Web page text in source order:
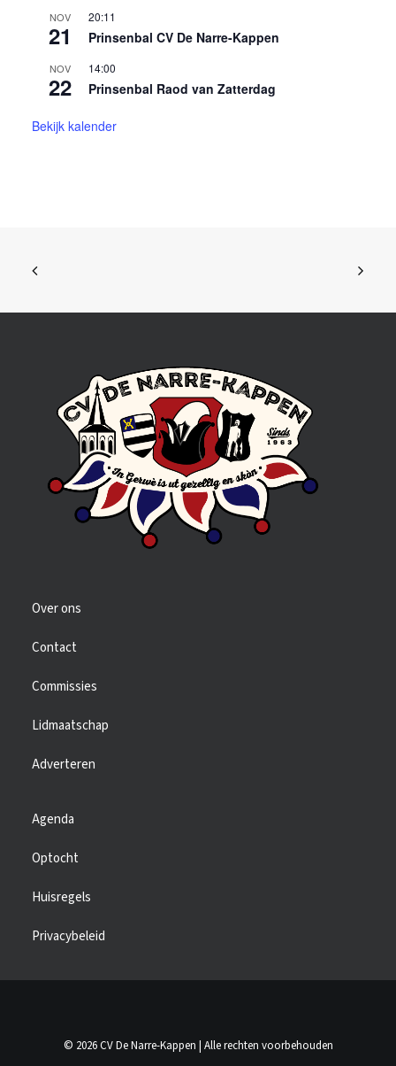
NOV
21
20:11
Prinsenbal CV De Narre-Kappen
NOV
22
14:00
Prinsenbal Raod van Zatterdag
Bekijk kalender
Over ons
Contact
Commissies
Lidmaatschap
Adverteren
Agenda
Optocht
Huisregels
Privacybeleid
© 2026 CV De Narre-Kappen | Alle rechten voorbehouden